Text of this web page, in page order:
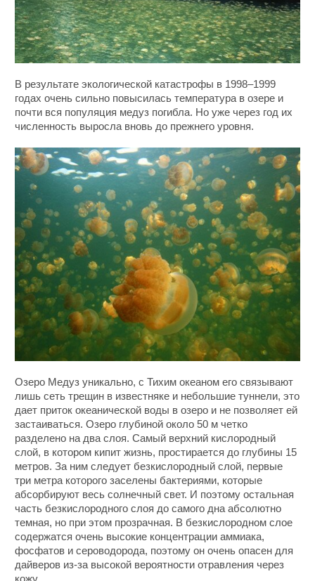
В результате экологической катастрофы в 1998–1999
годах очень сильно повысилась температура в озере и
почти вся популяция медуз погибла. Но уже через год их
численность выросла вновь до прежнего уровня.
Озеро Медуз уникально, с Тихим океаном его связывают
лишь сеть трещин в известняке и небольшие туннели, это
дает приток океанической воды в озеро и не позволяет ей
застаиваться. Озеро глубиной около 50 м четко
разделено на два слоя. Самый верхний кислородный
слой, в котором кипит жизнь, простирается до глубины 15
метров. За ним следует безкислородный слой, первые
три метра которого заселены бактериями, которые
абсорбируют весь солнечный свет. И поэтому остальная
часть безкислородного слоя до самого дна абсолютно
темная, но при этом прозрачная. В безкислородном слое
содержатся очень высокие концентрации аммиака,
фосфатов и сероводорода, поэтому он очень опасен для
дайверов из-за высокой вероятности отравления через
кожу.